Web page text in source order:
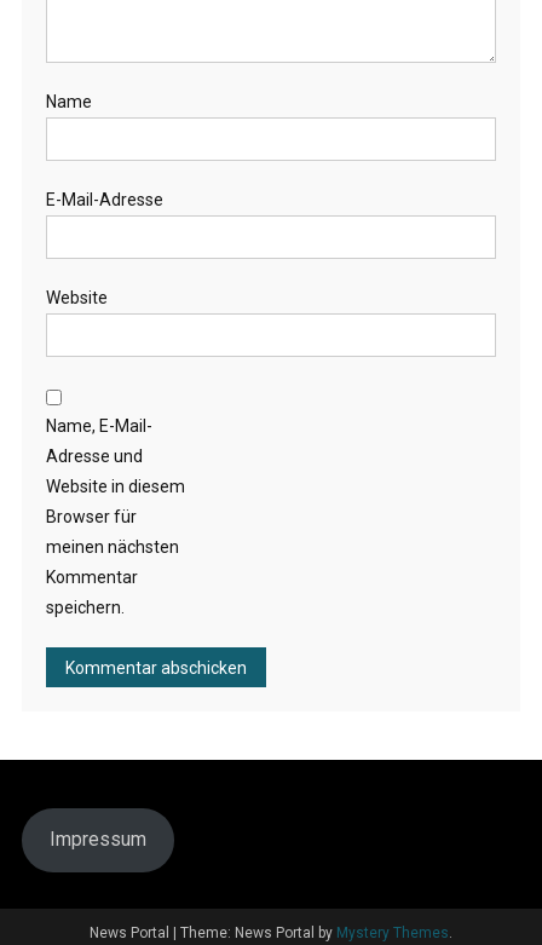
Name
E-Mail-Adresse
Website
Name, E-Mail-
Adresse und
Website in diesem
Browser für
meinen nächsten
Kommentar
speichern.
Impressum
News Portal | Theme: News Portal by Mystery Themes.